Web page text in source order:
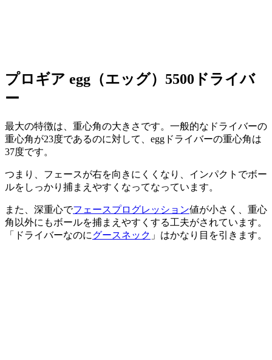
プロギア egg（エッグ）5500ドライバ
ー
最大の特徴は、重心角の大きさです。一般的なドライバーの
重心角が23度であるのに対して、eggドライバーの重心角は
37度です。
つまり、フェースが右を向きにくくなり、インパクトでボー
ルをしっかり捕まえやすくなってなっています。
また、深重心でフェースプログレッション値が小さく、重心
角以外にもボールを捕まえやすくする工夫がされています。
「ドライバーなのにグースネック 」はかなり目を引きます。